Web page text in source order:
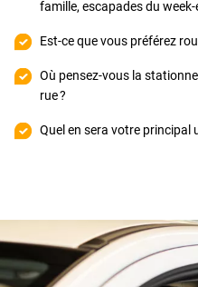
famille, escapades du week-
Est-ce que vous préférez
Où pensez-vous la
rue ?
Quel en sera votre principal